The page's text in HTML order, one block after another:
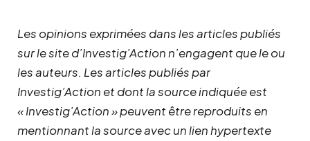
Les opinions exprimées dans les articles publiés
sur le site d’Investig’Action n’engagent que le ou
les auteurs. Les articles publiés par
Investig’Action et dont la source indiquée est
« Investig’Action » peuvent être reproduits en
mentionnant la source avec un lien hypertexte